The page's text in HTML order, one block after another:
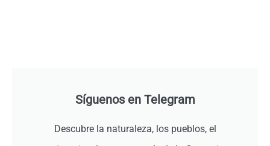
Síguenos en Telegram
Descubre la naturaleza, los pueblos, el